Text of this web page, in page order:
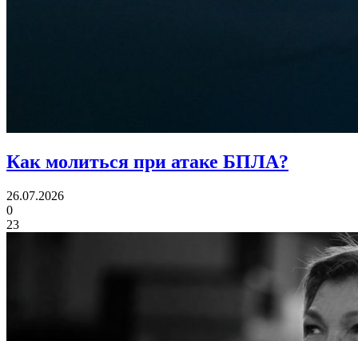
Как молиться при атаке БПЛА?
26.07.2026
0
23